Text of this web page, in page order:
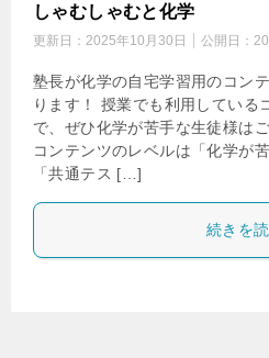
しゃむしゃむと化学
更新日： 2025年10月30日 公開日：
塾長が化学の自宅学習用のコン
ります！ 授業でも利用している
で、ぜひ化学が苦手な生徒様は
コンテンツのレベルは「化学が
「共通テス […]
続きを